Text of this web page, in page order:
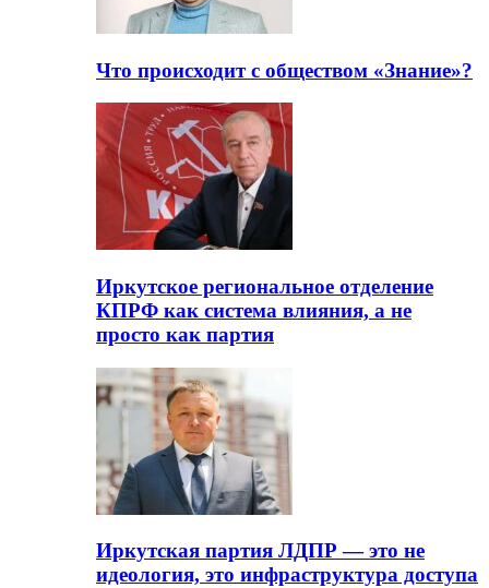
Что происходит с обществом «Знание»?
Иркутское региональное отделение
КПРФ как система влияния, а не
просто как партия
Иркутская партия ЛДПР — это не
идеология, это инфраструктура доступа